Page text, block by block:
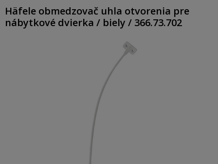
Häfele obmedzovač uhla otvorenia pre
nábytkové dvierka / biely / 366.73.702